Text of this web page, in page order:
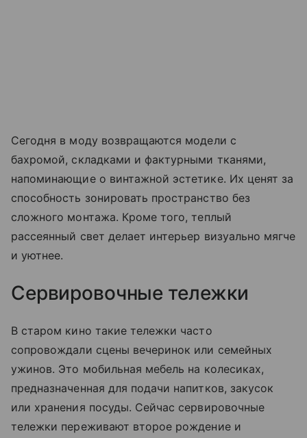
Сегодня в моду возвращаются модели с
бахромой, складками и фактурными тканями,
напоминающие о винтажной эстетике. Их ценят за
способность зонировать пространство без
сложного монтажа. Кроме того, теплый
рассеянный свет делает интерьер визуально мягче
и уютнее.
Сервировочные тележки
В старом кино такие тележки часто
сопровождали сцены вечеринок или семейных
ужинов. Это мобильная мебель на колесиках,
предназначенная для подачи напитков, закусок
или хранения посуды. Сейчас сервировочные
тележки переживают второе рождение и